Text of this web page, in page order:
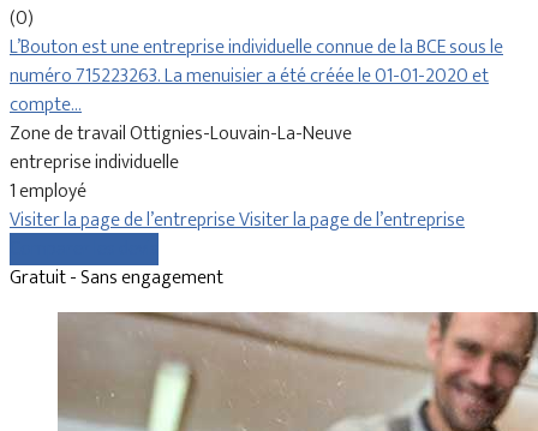
(0)
L’Bouton est une entreprise individuelle connue de la BCE sous le
numéro 715223263. La menuisier a été créée le 01-01-2020 et
compte…
Zone de travail Ottignies-Louvain-La-Neuve
entreprise individuelle
1 employé
Visiter la page de l’entrepriseVisiter la page de l’entreprise
Gratuit - Sans engagement